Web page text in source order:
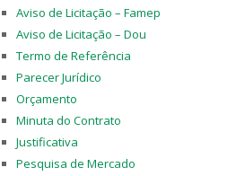
Aviso de Licitação – Famep
Aviso de Licitação – Dou
Termo de Referência
Parecer Jurídico
Orçamento
Minuta do Contrato
Justificativa
Pesquisa de Mercado